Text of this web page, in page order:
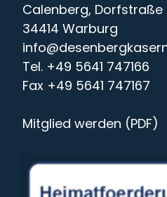
Calenberg, Dorfstraße
34414 Warburg
Tel. +49 5641 747166
Fax +49 5641 747167
Mitglied werden (PDF)